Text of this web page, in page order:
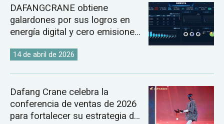
DAFANGCRANE obtiene
galardones por sus logros en
energía digital y cero emisiones
14 de abril de 2026
Dafang Crane celebra la
conferencia de ventas de 2026
para fortalecer su estrategia de